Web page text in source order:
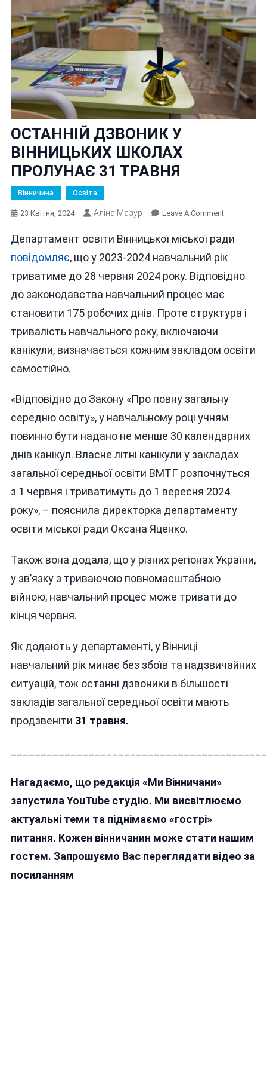
ОСТАННІЙ ДЗВОНИК У
ВІННИЦЬКИХ ШКОЛАХ
ПРОЛУНАЄ 31 ТРАВНЯ
Вінничина Освіта
23 Квітня, 2024 Аліна Мазур Leave A CommentOn
ДЗВОНИК
У
ШКОЛАХ
ПРОЛУНАЄ
ТРАВНЯ
Департамент освіти Вінницької міської ради
повідомляє, що у 2023-2024 навчальний рік
триватиме до 28 червня 2024 року. Відповідно
до законодавства навчальний процес має
становити 175 робочих днів. Проте структура і
тривалість навчального року, включаючи
канікули, визначається кожним закладом освіти
самостійно.
«Відповідно до Закону «Про повну загальну
середню освіту», у навчальному році учням
повинно бути надано не менше 30 календарних
днів канікул. Власне літні канікули у закладах
загальної середньої освіти ВМТГ розпочнуться
з 1 червня і триватимуть до 1 вересня 2024
року», – пояснила директорка департаменту
освіти міської ради Оксана Яценко.
Також вона додала, що у різних регіонах України,
у зв’язку з триваючою повномасштабною
війною, навчальний процес може тривати до
кінця червня.
Як додають у департаменті, у Вінниці
навчальний рік минає без збоїв та надзвичайних
ситуацій, тож останні дзвоники в більшості
закладів загальної середньої освіти мають
продзвеніти 31 травня.
Нагадаємо, що редакція «Ми Вінничани»
запустила YouTube студію. Ми висвітлюємо
актуальні теми та піднімаємо «гострі»
питання. Кожен вінничанин може стати нашим
гостем. Запрошуємо Вас переглядати відео за
посиланням